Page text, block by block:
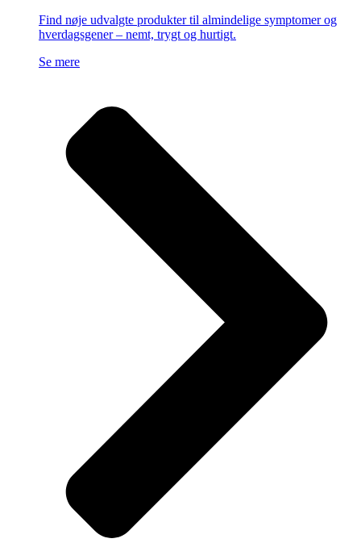
Find nøje udvalgte produkter til almindelige symptomer og
hverdagsgener – nemt, trygt og hurtigt.
Se mere